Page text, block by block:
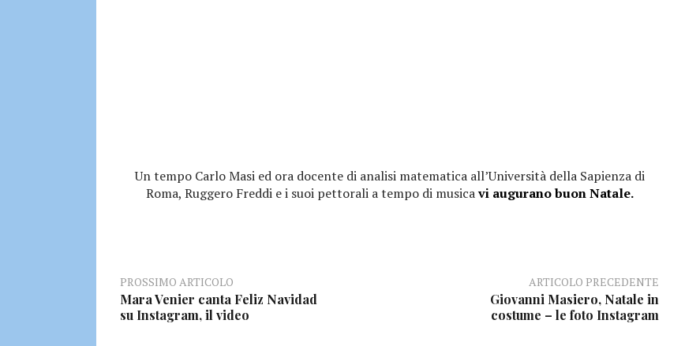
Un tempo Carlo Masi ed ora docente di analisi matematica all’Università della Sapienza di
Roma, Ruggero Freddi e i suoi pettorali a tempo di musicavi augurano buon Natale.
PROSSIMO ARTICOLO
Mara Venier canta Feliz Navidad
su Instagram, il video
ARTICOLO PRECEDENTE
Giovanni Masiero, Natale in
costume – le foto Instagram